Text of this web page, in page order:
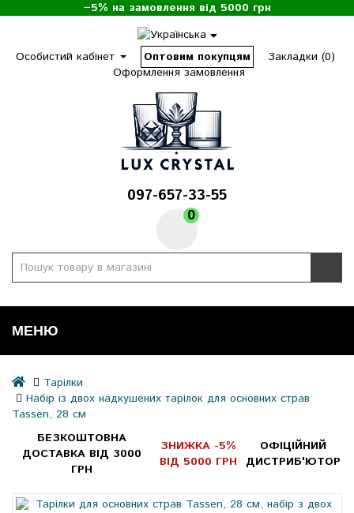
−5% на замовлення від 5000 грн
Особистий кабінет Оптовим покупцям
Закладки (0)
Оформлення замовлення
097-657-33-55
0
МЕНЮ
Тарілки
Набір із двох надкушених тарілок для основних страв
Tassen, 28 см
БЕЗКОШТОВНА
ДОСТАВКА ВІД 3000
ГРН
ЗНИЖКА -5%
ВІД 5000 ГРН
ОФІЦІЙНИЙ
ДИСТРИБ'ЮТОР